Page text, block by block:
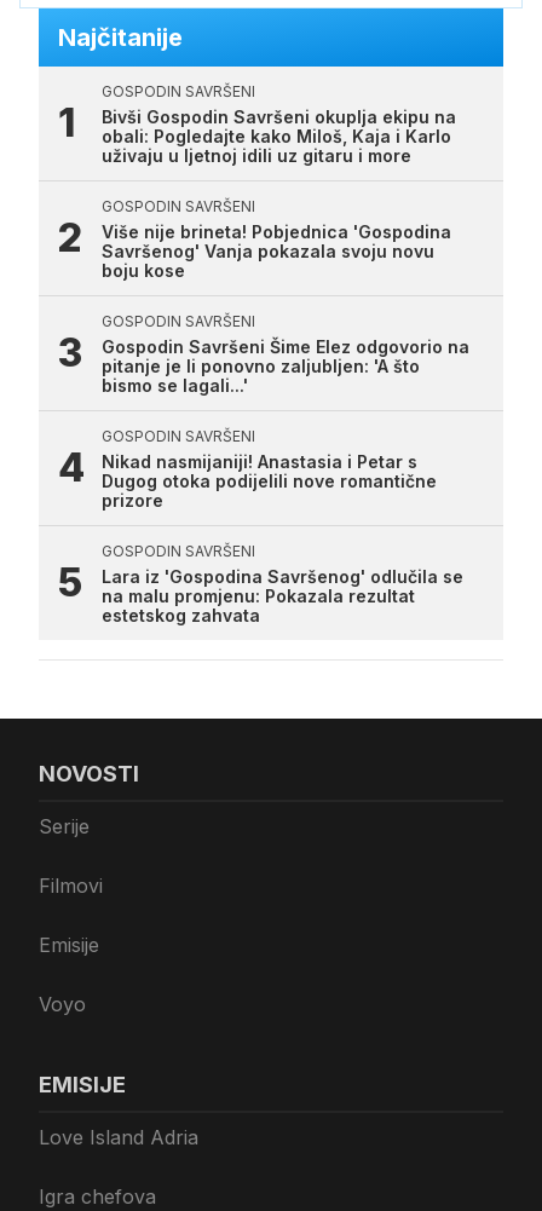
Najčitanije
GOSPODIN SAVRŠENI
Bivši Gospodin Savršeni okuplja ekipu na
obali: Pogledajte kako Miloš, Kaja i Karlo
uživaju u ljetnoj idili uz gitaru i more
GOSPODIN SAVRŠENI
Više nije brineta! Pobjednica 'Gospodina
Savršenog' Vanja pokazala svoju novu
boju kose
GOSPODIN SAVRŠENI
Gospodin Savršeni Šime Elez odgovorio na
pitanje je li ponovno zaljubljen: 'A što
bismo se lagali...'
GOSPODIN SAVRŠENI
Nikad nasmijaniji! Anastasia i Petar s
Dugog otoka podijelili nove romantične
prizore
GOSPODIN SAVRŠENI
Lara iz 'Gospodina Savršenog' odlučila se
na malu promjenu: Pokazala rezultat
estetskog zahvata
NOVOSTI
Serije
Filmovi
Emisije
Voyo
EMISIJE
Love Island Adria
Igra chefova